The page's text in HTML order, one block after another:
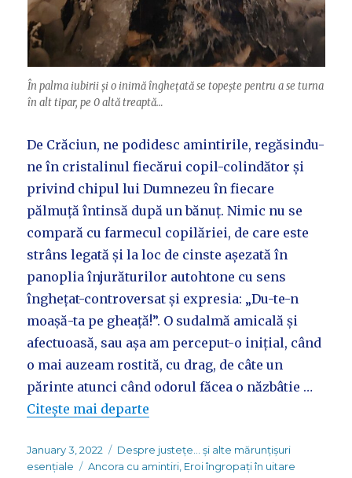
În palma iubirii și o inimă înghețată se topește pentru a se turna
în alt tipar, pe 0 altă treaptă…
De Crăciun, ne podidesc amintirile, regăsindu-
ne în cristalinul fiecărui copil-colindător și
privind chipul lui Dumnezeu în fiecare
pălmuță întinsă după un bănuț. Nimic nu se
compară cu farmecul copilăriei, de care este
strâns legată și la loc de cinste așezată în
panoplia înjurăturilor autohtone cu sens
înghețat-controversat și expresia: „Du-te-n
moașă-ta pe gheață!”. O sudalmă amicală și
afectuoasă, sau așa am perceput-o inițial, când
o mai auzeam rostită, cu drag, de câte un
părinte atunci când odorul făcea o năzbâtie …
Citește mai departe
Posted
on
January 3, 2022 Categories
Despre justețe... și alte mărunțișuri
esențiale
Tags
Ancora cu amintiri Eroi îngropați în uitare